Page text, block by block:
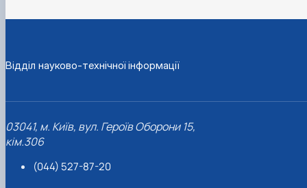
Відділ науково-технічної інформації
03041, м. Київ, вул. Героїв Оборони 15,
кім.306
(044) 527-87-20